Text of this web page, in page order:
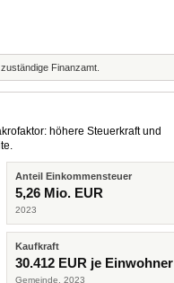
Finanzamt.
höhere Steuerkraft und
Anteil Einkommensteuer
5,26 Mio. EUR
2023
Kaufkraft
30.412 EUR je Einwohner
Gemeinde, 2023